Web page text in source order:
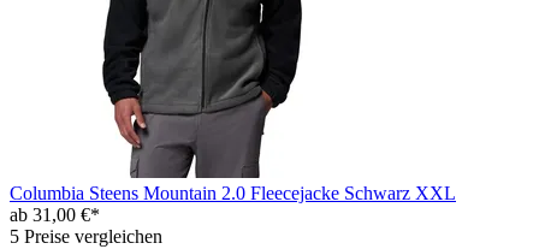
Columbia Steens Mountain 2.0 Fleecejacke Schwarz XXL
ab 31,00 €*
5 Preise vergleichen